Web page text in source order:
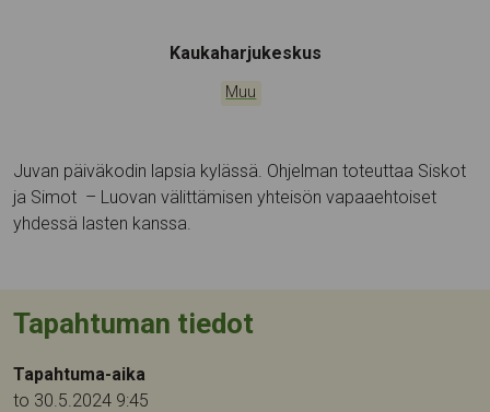
Tapahtumapaikka:
Kaukaharjukeskus
Kategoriat:
Muu
Juvan päiväkodin lapsia kylässä. Ohjelman toteuttaa Siskot
ja Simot – Luovan välittämisen yhteisön vapaaehtoiset
yhdessä lasten kanssa.
Tapahtuman tiedot
Tapahtuma-aika
to 30.5.2024 9:45